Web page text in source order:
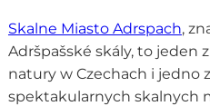
Skalne Miasto Adrspach,
Adršpašské skály, to jeden
natury w Czechach i jedno
spektakularnych skalnych